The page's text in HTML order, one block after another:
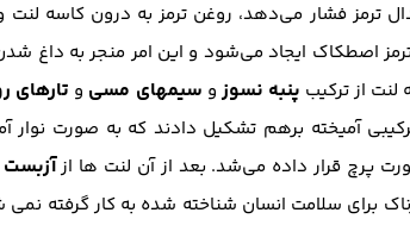
ترمز فشار می‌دهد، روغن ترمز به درون کاسه
اصطکاک ایجاد می‌شود و این امر منجر به داغ
از ترکیب پنبه نسوزو سیمهای مسی و تارهای
آمیخته برهم تشکیل دادند که به صورت
پرچ قرار داده می‌شد. بعد از آن لنت ها ازآزبست
برای سلامت انسان شناخته شده به کار گرفته نمی